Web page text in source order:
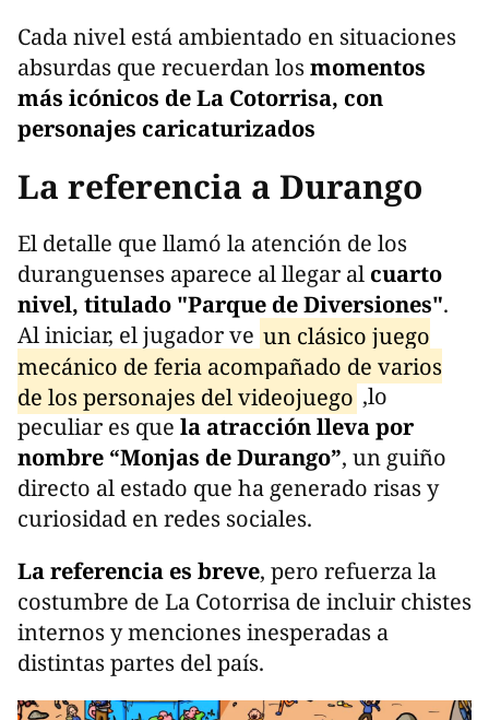
Cada nivel está ambientado en situaciones
absurdas que recuerdan los momentos
más icónicos de La Cotorrisa, con
personajes caricaturizados
La referencia a Durango
El detalle que llamó la atención de los
duranguenses aparece al llegar al cuarto
nivel, titulado "Parque de Diversiones".
Al iniciar, el jugador ve un clásico juego
mecánico de feria acompañado de varios
de los personajes del videojuego ,lo
peculiar es que la atracción lleva por
nombre “Monjas de Durango”, un guiño
directo al estado que ha generado risas y
curiosidad en redes sociales.
La referencia es breve, pero refuerza la
costumbre de La Cotorrisa de incluir chistes
internos y menciones inesperadas a
distintas partes del país.